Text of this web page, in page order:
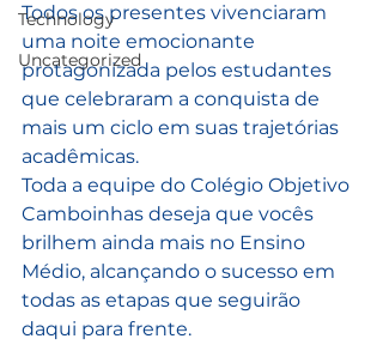
Technology
Uncategorized
Todos os presentes vivenciaram
uma noite emocionante
protagonizada pelos estudantes
que celebraram a conquista de
mais um ciclo em suas trajetórias
acadêmicas.
Toda a equipe do Colégio Objetivo
Camboinhas deseja que vocês
brilhem ainda mais no Ensino
Médio, alcançando o sucesso em
todas as etapas que seguirão
daqui para frente.